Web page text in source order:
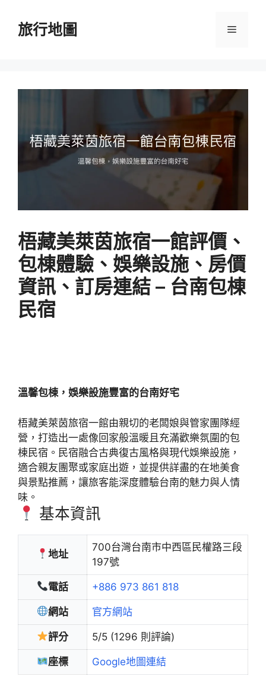
旅行地圖 選
梧藏美萊茵旅宿一館評價、
包棟體驗、娛樂設施、房價
資訊、訂房連結 – 台南包棟
民宿
溫馨包棟，娛樂設施豐富的台南好宅
梧藏美萊茵旅宿一館由親切的老闆娘與管家團隊經
營，打造出一處像回家般溫暖且充滿歡樂氛圍的包
棟民宿。民宿融合古典復古風格與現代娛樂設施，
適合親友團聚或家庭出遊，並提供詳盡的在地美食
與景點推薦，讓旅客能深度體驗台南的魅力與人情
味。
基本資訊
地址
700台灣台南市中西區民權路三段
197號
電話 +886 973 861 818
網站 官方網站
評分 5/5 (1296 則評論)
座標 Google地圖連結